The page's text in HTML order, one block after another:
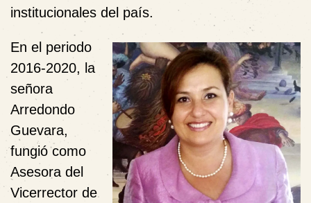
institucionales del país.
En el periodo
2016-2020, la
señora
Arredondo
Guevara,
fungió como
Asesora del
Vicerrector de